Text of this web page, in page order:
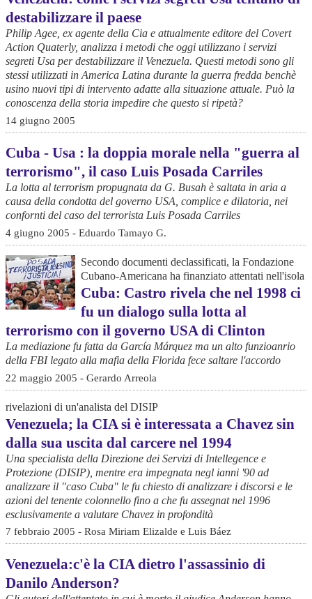
destabilizzare il paese
Philip Agee, ex agente della Cia e attualmente editore del Covert
Action Quaterly, analizza i metodi che oggi utilizzano i servizi
segreti Usa per destabilizzare il Venezuela. Questi metodi sono gli
stessi utilizzati in America Latina durante la guerra fredda benchè
usino nuovi tipi di intervento adatte alla situazione attuale. Può la
conoscenza della storia impedire che questo si ripetà?
14 giugno 2005
Cuba - Usa : la doppia morale nella "guerra al
terrorismo", il caso Luis Posada Carriles
La lotta al terrorism propugnata da G. Busah è saltata in aria a
causa della condotta del governo USA, complice e dilatoria, nei
confornti del caso del terrorista Luis Posada Carriles
4 giugno 2005 - Eduardo Tamayo G.
Secondo documenti declassificati, la Fondazione
Cubano-Americana ha finanziato attentati nell'isola
Cuba: Castro rivela che nel 1998 ci
fu un dialogo sulla lotta al
terrorismo con il governo USA di Clinton
La mediazione fu fatta da García Márquez ma un alto funzioanrio
della FBI legato alla mafia della Florida fece saltare l'accordo
22 maggio 2005 - Gerardo Arreola
rivelazioni di un'analista del DISIP
Venezuela; la CIA si è interessata a Chavez sin
dalla sua uscita dal carcere nel 1994
Una specialista della Direzione dei Servizi di Intellegence e
Protezione (DISIP), mentre era impegnata negl ianni '90 ad
analizzare il "caso Cuba" le fu chiesto di analizzare i discorsi e le
azioni del tenente colonnello fino a che fu assegnat nel 1996
esclusivamente a valutare Chavez in profondità
7 febbraio 2005 - Rosa Miriam Elizalde e Luis Báez
Venezuela:c'è la CIA dietro l'assassinio di
Danilo Anderson?